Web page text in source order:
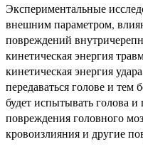
Экспериментальные
внешним параметром,
повреждений
кинетическая энергия
кинетическая энергия
передаваться голове и
будет испытывать голова
повреждения головного
кровоизлияния и другие